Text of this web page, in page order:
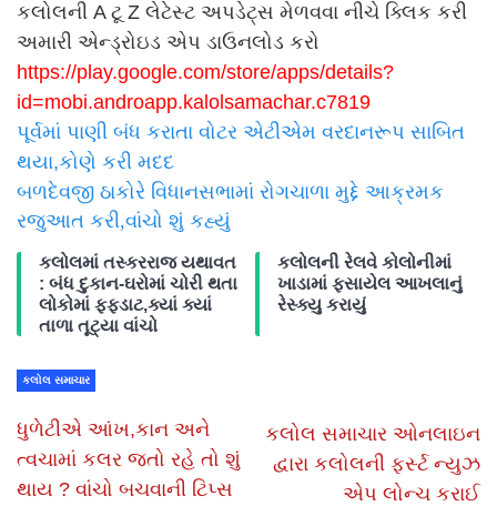
કલોલની A ટૂ Z લેટેસ્ટ અપડેટ્સ મેળવવા નીચે ક્લિક કરી
અમારી એન્ડ્રોઇડ એપ ડાઉનલોડ કરો
https://play.google.com/store/apps/details?
id=mobi.androapp.kalolsamachar.c7819
પૂર્વમાં પાણી બંધ કરાતા વોટર એટીએમ વરદાનરૂપ સાબિત
થયા,કોણે કરી મદદ
બળદેવજી ઠાકોરે વિધાનસભામાં રોગચાળા મુદ્દે આક્રમક
રજુઆત કરી,વાંચો શું કહ્યું
કલોલમાં તસ્કરરાજ યથાવત
: બંધ દુકાન-ઘરોમાં ચોરી થતા
લોકોમાં ફફડાટ,ક્યાં ક્યાં
તાળા તૂટ્યા વાંચો
કલોલની રેલવે કોલોનીમાં
ખાડામાં ફસાયેલ આખલાનું
રેસ્ક્યુ કરાયું
કલોલ સમાચાર
ધુળેટીએ આંખ,કાન અને
ત્વચામાં કલર જતો રહે તો શું
થાય ? વાંચો બચવાની ટિપ્સ
કલોલ સમાચાર ઓનલાઇન
દ્વારા કલોલની ફર્સ્ટ ન્યુઝ
એપ લોન્ચ કરાઈ